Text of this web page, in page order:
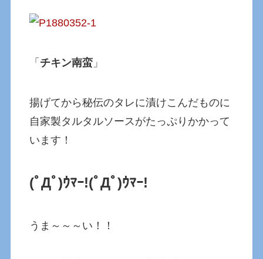
「 チキン南蛮 」
揚げてから秘伝のタレに漬けこんだものに
自家製タルタルソースがたっぷりかかって
います！
(ﾟДﾟ)ｳﾏｰ!(ﾟДﾟ)ｳﾏｰ!
うま～～～い！！